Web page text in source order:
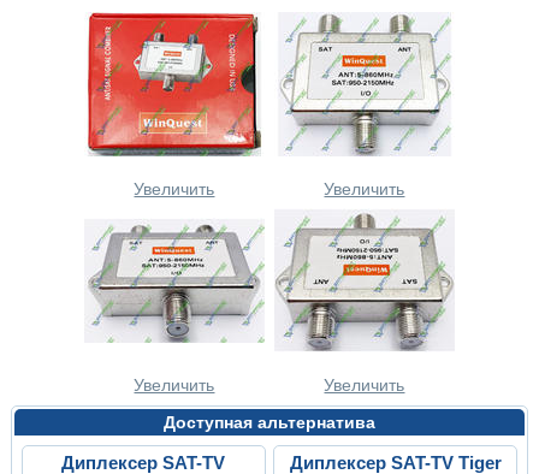
Увеличить Увеличить
Увеличить
Увеличить
Доступная альтернатива
Диплексер SAT-TV
Диплексер SAT-TV Tiger